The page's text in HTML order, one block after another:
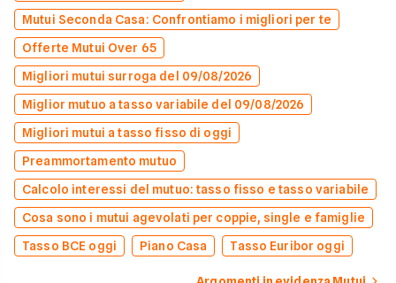
Mutui Seconda Casa: Confrontiamo i migliori per te
Offerte Mutui Over 65
Migliori mutui surroga del 09/08/2026
Miglior mutuo a tasso variabile del 09/08/2026
Migliori mutui a tasso fisso di oggi
Preammortamento mutuo
Calcolo interessi del mutuo: tasso fisso e tasso variabile
Cosa sono i mutui agevolati per coppie, single e famiglie
Tasso BCE oggi
Piano Casa Tasso Euribor oggi